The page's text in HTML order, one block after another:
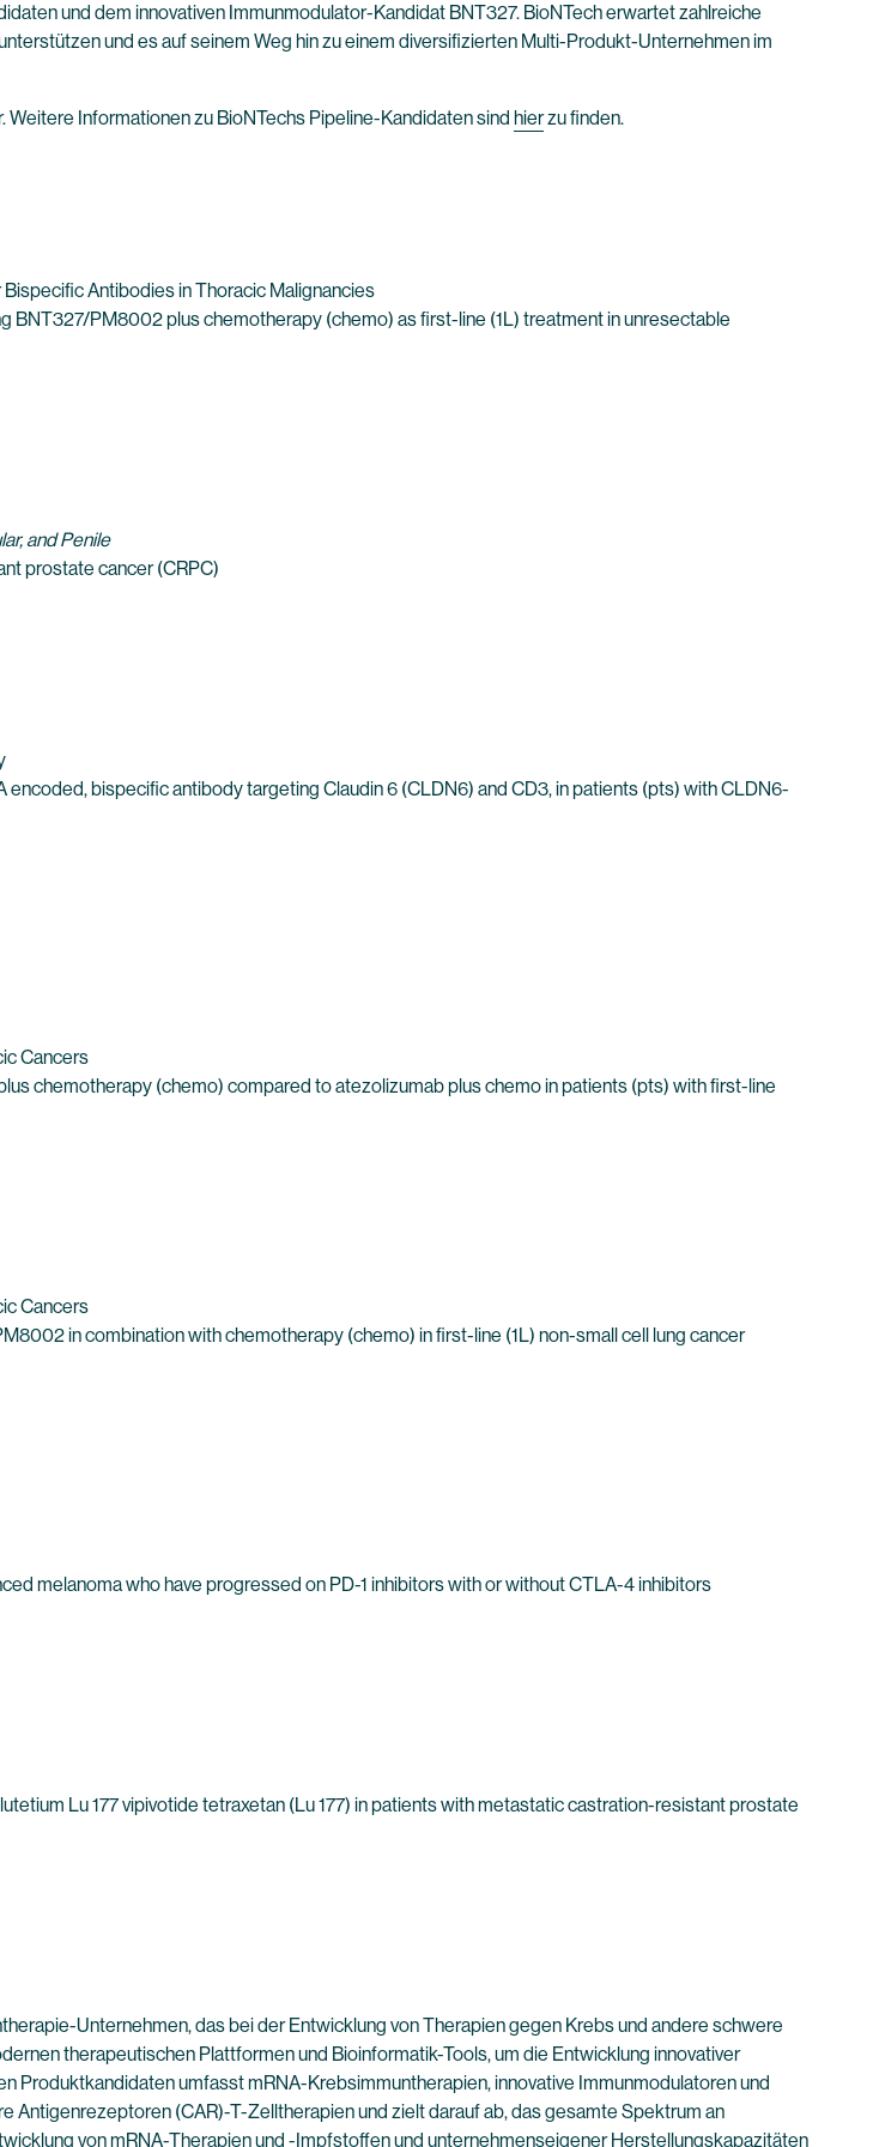
und dem innovativen Immunmodulator-Kandidat BNT327. BioNTech erwartet zahlreiche
und es auf seinem Weg hin zu einem diversifizierten Multi-Produkt-Unternehmen im
Weitere Informationen zu BioNTechs Pipeline-Kandidaten sind hierzu finden.
Antibodies in Thoracic Malignancies
BNT327/PM8002 plus chemotherapy (chemo) as first-line (1L) treatment in unresectable
and Penile
prostate cancer (CRPC)
bispecific antibody targeting Claudin 6 (CLDN6) and CD3, in patients (pts) with CLDN6-
Cancers
chemotherapy (chemo) compared to atezolizumab plus chemo in patients (pts) with first-line
Cancers
in combination with chemotherapy (chemo) in first-line (1L) non-small cell lung cancer
melanoma who have progressed on PD-1 inhibitors with or without CTLA-4 inhibitors
Lu 177 vipivotide tetraxetan (Lu 177) in patients with metastatic castration-resistant prostate
Unternehmen, das bei der Entwicklung von Therapien gegen Krebs und andere schwere
therapeutischen Plattformen und Bioinformatik-Tools, um die Entwicklung innovativer
Produktkandidaten umfasst mRNA-Krebsimmuntherapien, innovative Immunmodulatoren und
(CAR)-T-Zelltherapien und zielt darauf ab, das gesamte Spektrum an
von mRNA-Therapien und -Impfstoffen und unternehmenseigener Herstellungskapazitäten